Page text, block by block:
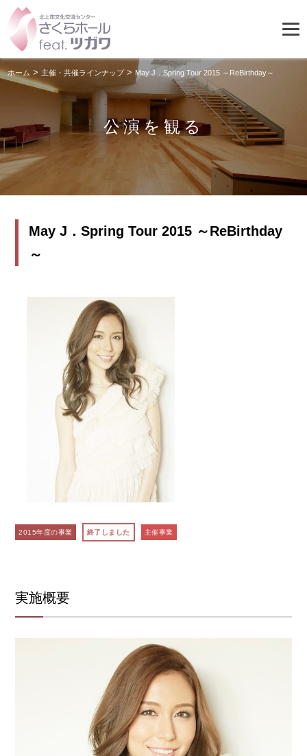
公演を観る
ホーム >主催・共催ラインナップ> May J．Spring Tour 2015 ～ReBirthday～
May J．Spring Tour 2015 ～ReBirthday
～
2015年度の事業 終了しました 主催事業
実施概要